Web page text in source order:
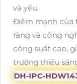
và yếu.
Điểm mạnh của
ràng và công
công suất cao,
trường thiếu
DH-IPC-